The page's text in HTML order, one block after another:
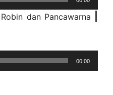
dan Pancawarna
00:00